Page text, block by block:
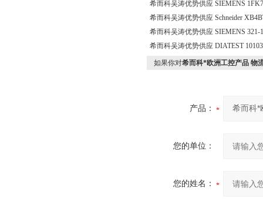
希而科吴涛优势供应 SIEMENS
希而科吴涛优势供应 Schneider
希而科吴涛优势供应 SIEMENS
希而科吴涛优势供应 DIATEST
如果你对希而科*欧洲工控产品 物
产品：
您的单位：
您的姓名：